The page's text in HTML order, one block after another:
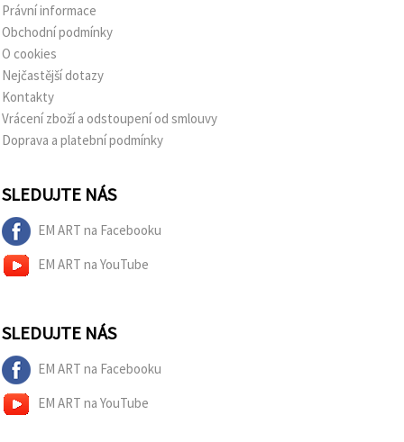
Právní informace
Obchodní podmínky
O cookies
Nejčastější dotazy
Kontakty
Vrácení zboží a odstoupení od smlouvy
Doprava a platební podmínky
SLEDUJTE NÁS
EM ART na Facebooku
EM ART na YouTube
SLEDUJTE NÁS
EM ART na Facebooku
EM ART na YouTube